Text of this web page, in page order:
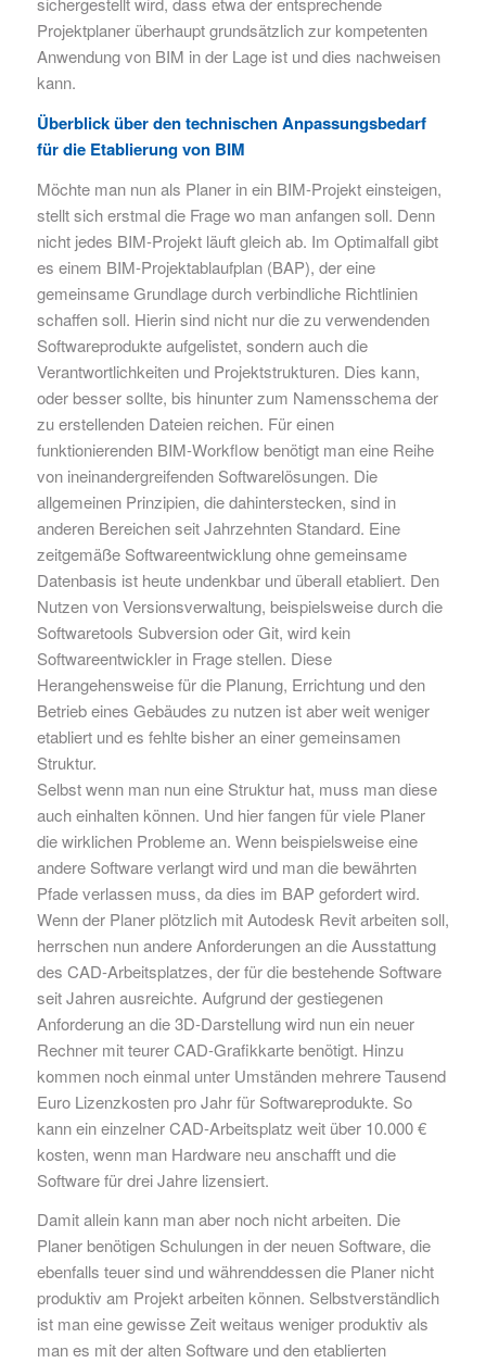
Projektplaner überhaupt grundsätzlich zur kompetenten
Anwendung von BIM in der Lage ist und dies nachweisen
kann.
Überblick über den technischen Anpassungsbedarf
für die Etablierung von BIM
Möchte man nun als Planer in ein BIM-Projekt einsteigen,
stellt sich erstmal die Frage wo man anfangen soll. Denn
nicht jedes BIM-Projekt läuft gleich ab. Im Optimalfall gibt
es einem BIM-Projektablaufplan (BAP), der eine
gemeinsame Grundlage durch verbindliche Richtlinien
schaffen soll. Hierin sind nicht nur die zu verwendenden
Softwareprodukte aufgelistet, sondern auch die
Verantwortlichkeiten und Projektstrukturen. Dies kann,
oder besser sollte, bis hinunter zum Namensschema der
zu erstellenden Dateien reichen. Für einen
funktionierenden BIM-Workflow benötigt man eine Reihe
von ineinandergreifenden Softwarelösungen. Die
allgemeinen Prinzipien, die dahinterstecken, sind in
anderen Bereichen seit Jahrzehnten Standard. Eine
zeitgemäße Softwareentwicklung ohne gemeinsame
Datenbasis ist heute undenkbar und überall etabliert. Den
Nutzen von Versionsverwaltung, beispielsweise durch die
Softwaretools Subversion oder Git, wird kein
Softwareentwickler in Frage stellen. Diese
Herangehensweise für die Planung, Errichtung und den
Betrieb eines Gebäudes zu nutzen ist aber weit weniger
etabliert und es fehlte bisher an einer gemeinsamen
Struktur.
Selbst wenn man nun eine Struktur hat, muss man diese
auch einhalten können. Und hier fangen für viele Planer
die wirklichen Probleme an. Wenn beispielsweise eine
andere Software verlangt wird und man die bewährten
Pfade verlassen muss, da dies im BAP gefordert wird.
Wenn der Planer plötzlich mit Autodesk Revit arbeiten soll,
herrschen nun andere Anforderungen an die Ausstattung
des CAD-Arbeitsplatzes, der für die bestehende Software
seit Jahren ausreichte. Aufgrund der gestiegenen
Anforderung an die 3D-Darstellung wird nun ein neuer
Rechner mit teurer CAD-Grafikkarte benötigt. Hinzu
kommen noch einmal unter Umständen mehrere Tausend
Euro Lizenzkosten pro Jahr für Softwareprodukte. So
kann ein einzelner CAD-Arbeitsplatz weit über 10.000 €
kosten, wenn man Hardware neu anschafft und die
Software für drei Jahre lizensiert.
Damit allein kann man aber noch nicht arbeiten. Die
Planer benötigen Schulungen in der neuen Software, die
ebenfalls teuer sind und währenddessen die Planer nicht
produktiv am Projekt arbeiten können. Selbstverständlich
ist man eine gewisse Zeit weitaus weniger produktiv als
man es mit der alten Software und den etablierten